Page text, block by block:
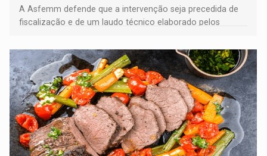
A Asfemm defende que a intervenção seja precedida de
fiscalização e de um laudo técnico elaborado pelos